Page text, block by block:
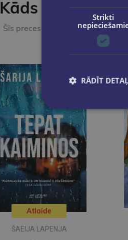
Kāds nesen
Šīs preces ir pamanījuši citi e-
Atlaide
ŠAEIJA LAPENJA
Strikti
RĀDĪT